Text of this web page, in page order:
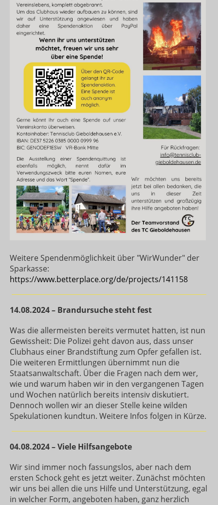
Weitere Spendenmöglichkeit über "WirWunder" der
Sparkasse:
https://www.betterplace.org/de/projects/141158
14.08.2024 – Brandursuche steht fest
Was die allermeisten bereits vermutet hatten, ist nun
Gewissheit: Die Polizei geht davon aus, dass unser
Clubhaus einer Brandstiftung zum Opfer gefallen ist.
Die weiteren Ermittlungen übernimmt nun die
Staatsanwaltschaft. Über die Fragen nach dem wer,
wie und warum haben wir in den vergangenen Tagen
und Wochen natürlich bereits intensiv diskutiert.
Dennoch wollen wir an dieser Stelle keine wilden
Spekulationen kundtun. Weitere Infos folgen in Kürze.
04.08.2024 – Viele Hilfsangebote
Wir sind immer noch fassungslos, aber nach dem
ersten Schock geht es jetzt weiter. Zunächst möchten
wir uns bei allen die uns Hilfe und Unterstützung, egal
in welcher Form, angeboten haben, ganz herzlich